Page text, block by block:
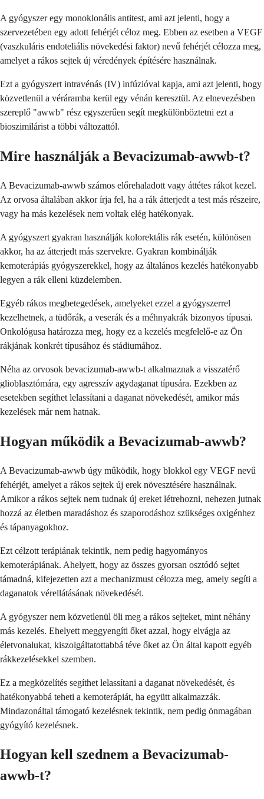
A gyógyszer egy monoklonális antitest, ami azt jelenti, hogy a
szervezetében egy adott fehérjét céloz meg. Ebben az esetben a VEGF
(vaszkuláris endoteliális növekedési faktor) nevű fehérjét célozza meg,
amelyet a rákos sejtek új véredények építésére használnak.
Ezt a gyógyszert intravénás (IV) infúzióval kapja, ami azt jelenti, hogy
közvetlenül a véráramba kerül egy vénán keresztül. Az elnevezésben
szereplő "awwb" rész egyszerűen segít megkülönböztetni ezt a
bioszimilárist a többi változattól.
Mire használják a Bevacizumab-awwb-t?
A Bevacizumab-awwb számos előrehaladott vagy áttétes rákot kezel.
Az orvosa általában akkor írja fel, ha a rák átterjedt a test más részeire,
vagy ha más kezelések nem voltak elég hatékonyak.
A gyógyszert gyakran használják kolorektális rák esetén, különösen
akkor, ha az átterjedt más szervekre. Gyakran kombinálják
kemoterápiás gyógyszerekkel, hogy az általános kezelés hatékonyabb
legyen a rák elleni küzdelemben.
Egyéb rákos megbetegedések, amelyeket ezzel a gyógyszerrel
kezelhetnek, a tüdőrák, a veserák és a méhnyakrák bizonyos típusai.
Onkológusa határozza meg, hogy ez a kezelés megfelelő-e az Ön
rákjának konkrét típusához és stádiumához.
Néha az orvosok bevacizumab-awwb-t alkalmaznak a visszatérő
glioblasztómára, egy agresszív agydaganat típusára. Ezekben az
esetekben segíthet lelassítani a daganat növekedését, amikor más
kezelések már nem hatnak.
Hogyan működik a Bevacizumab-awwb?
A Bevacizumab-awwb úgy működik, hogy blokkol egy VEGF nevű
fehérjét, amelyet a rákos sejtek új erek növesztésére használnak.
Amikor a rákos sejtek nem tudnak új ereket létrehozni, nehezen jutnak
hozzá az életben maradáshoz és szaporodáshoz szükséges oxigénhez
és tápanyagokhoz.
Ezt célzott terápiának tekintik, nem pedig hagyományos
kemoterápiának. Ahelyett, hogy az összes gyorsan osztódó sejtet
támadná, kifejezetten azt a mechanizmust célozza meg, amely segíti a
daganatok vérellátásának növekedését.
A gyógyszer nem közvetlenül öli meg a rákos sejteket, mint néhány
más kezelés. Ehelyett meggyengíti őket azzal, hogy elvágja az
életvonalukat, kiszolgáltatottabbá téve őket az Ön által kapott egyéb
rákkezelésekkel szemben.
Ez a megközelítés segíthet lelassítani a daganat növekedését, és
hatékonyabbá teheti a kemoterápiát, ha együtt alkalmazzák.
Mindazonáltal támogató kezelésnek tekintik, nem pedig önmagában
gyógyító kezelésnek.
Hogyan kell szednem a Bevacizumab-
awwb-t?